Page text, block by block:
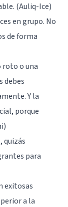
(Auliq-Ice)
en grupo. No
de forma
roto o una
debes
Y la
porque
quizás
para
exitosas
a la